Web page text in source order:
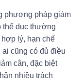
phương pháp giảm
thể dục thường
lý, hạn chế
cũng có đủ điều
cân, đặc biệt
nhiều trách